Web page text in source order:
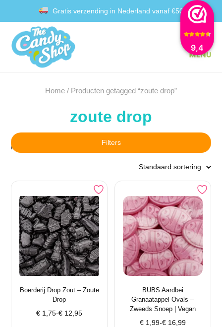
9,4
Gratis verzending in Nederland vanaf €50
Home / Producten getagged “zoute drop”
zoute drop
Filters
Resultaat 1–16 van de 21 resultaten wordt getoond
Boerderij Drop Zout – Zoute
Drop
€ 1,75-€ 12,95
Prijsklasse:
BUBS Aardbei
Granaatappel Ovals –
Zweeds Snoep | Vegan
€1,99-€16,99
Prijsklasse: